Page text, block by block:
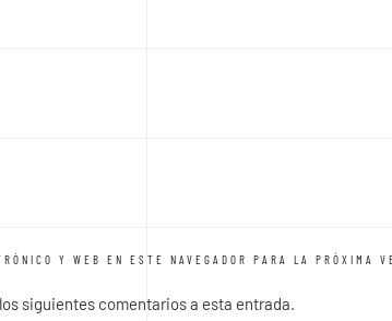
Y WEB EN ESTE NAVEGADOR PARA LA PRÓXIMA
siguientes comentarios a esta entrada.